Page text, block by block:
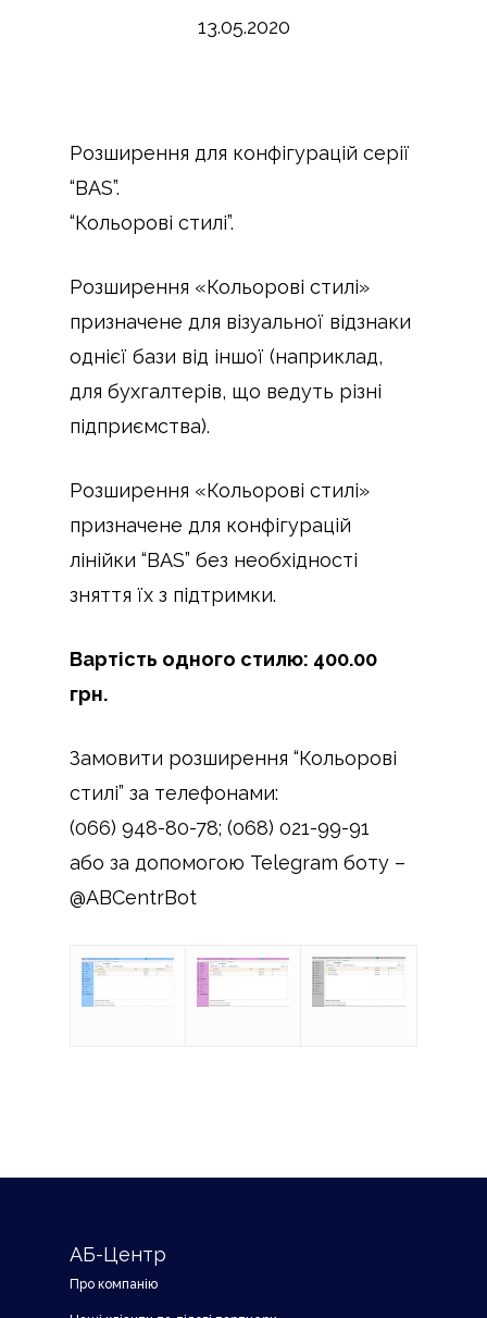
13.05.2020
Розширення для конфігурацій серії
“BAS”.
“Кольорові стилі”.
Розширення «Кольорові стилі»
призначене для візуальної відзнаки
однієї бази від іншої (наприклад,
для бухгалтерів, що ведуть різні
підприємства).
Розширення «Кольорові стилі»
призначене для конфігурацій
лінійки “BAS” без необхідності
зняття їх з підтримки.
Вартість одного стилю: 400.00
грн.
Замовити розширення “Кольорові
стилі” за телефонами:
(066) 948-80-78; (068) 021-99-91
або за допомогою Telegram боту –
@ABCentrBot
АБ-Центр
Про компанію